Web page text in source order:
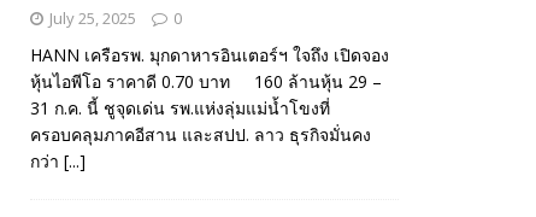
July 25, 2025 0
HANN เครือรพ. มุกดาหารอินเตอร์ฯ ใจถึง เปิดจอง
หุ้นไอพีโอ ราคาดี 0.70 บาท 160 ล้านหุ้น 29 –
31 ก.ค. นี้ ชูจุดเด่น รพ.แห่งลุ่มแม่น้ำโขงที่
ครอบคลุมภาคอีสาน และสปป. ลาว ธุรกิจมั่นคง
กว่า [...]